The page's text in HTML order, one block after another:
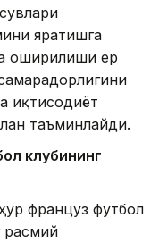
яратишга
оширилиши ер
иқтисодиёт
таъминлайди.
клубининг
француз футбол
расмий